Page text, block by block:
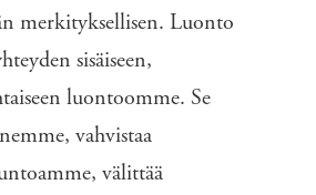
merkityksellisen. Luonto
sisäiseen,
luontoomme. Se
vahvistaa
välittää